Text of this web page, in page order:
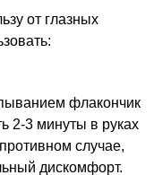
от глазных
флакончик
2-3 минуты в руках
случае,
дискомфорт.